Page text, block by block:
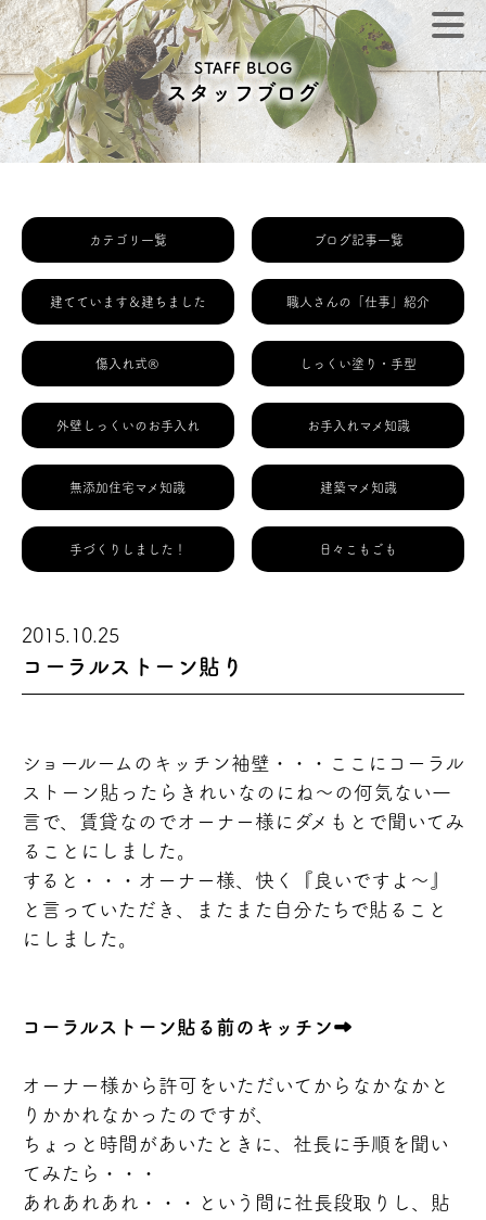
STAFF BLOG
スタッフブログ
カテゴリ一覧 ブログ記事一覧
建てています＆建ちました 職人さんの「仕事」紹介
傷入れ式® しっくい塗り・手型
外壁しっくいのお手入れ お手入れマメ知識
無添加住宅マメ知識 建築マメ知識
手づくりしました！ 日々こもごも
2015.10.25
コーラルストーン貼り
ショールームのキッチン袖壁・・・ここにコーラル
ストーン貼ったらきれいなのにね～ の何気ない一
言で、賃貸なのでオーナー様にダメもとで聞いてみ
ることにしました。
すると・・・オーナー様、快く『良いですよ～
と言っていただき、またまた自分たちで貼ること
にしました。
コーラルストーン貼る前のキッチン➡
オーナー様から許可をいただいてからなかなかと
りかかれなかったのですが、
ちょっと時間があいたときに、社長に手順を聞い
てみたら・・・
あれあれあれ・・・という間に社長段取りし、貼